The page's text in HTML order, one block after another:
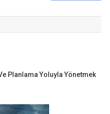
Ve Planlama Yoluyla Yönetmek